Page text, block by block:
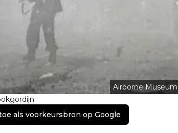
Airborne Museum
als voorkeursbron op Google